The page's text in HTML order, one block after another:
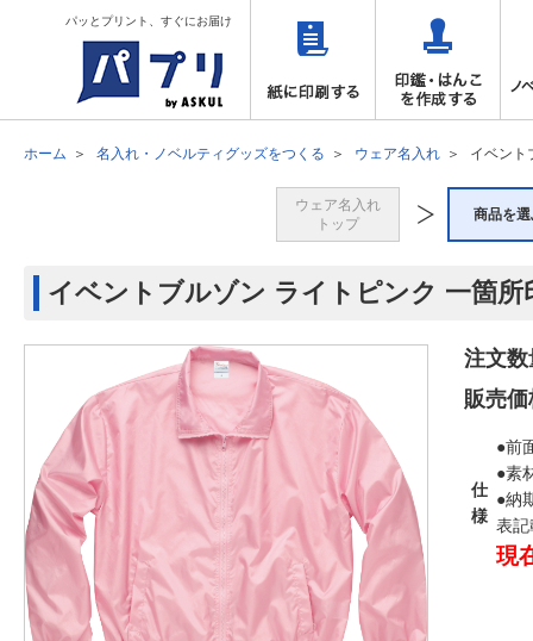
パッとプリント、すぐにお届け
ホーム 名入れ・ノベルティグッズをつくる ウェア名入れ イベント
ウェア名入れ
トップ
商品を
イベントブルゾン ライトピンク 一箇所
注文数
販売価
仕
様
●前
●素
●納
表記
現